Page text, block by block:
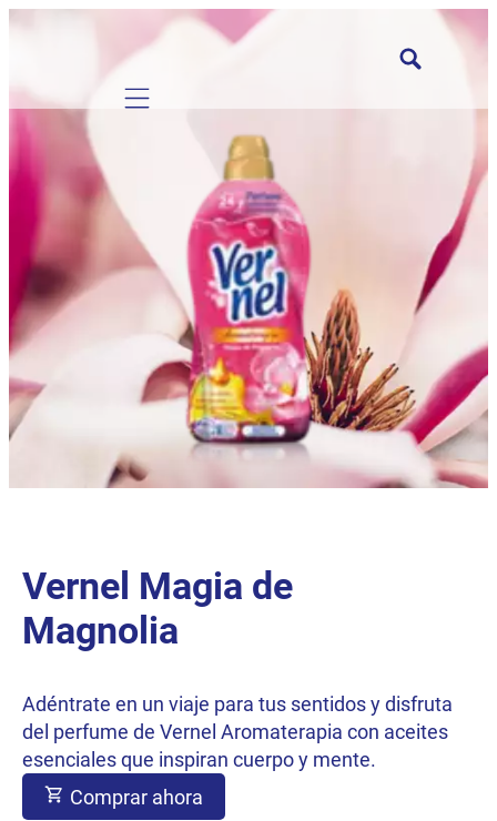
Mobile navigation
Vernel Magia de
Magnolia
Adéntrate en un viaje para tus sentidos y disfruta
del perfume de Vernel Aromaterapia con aceites
esenciales que inspiran cuerpo y mente.
Comprar ahora